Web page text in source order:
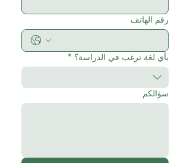
رقم الهاتف
بأي لغة ترغب في الدراسة؟ *
سؤالكم